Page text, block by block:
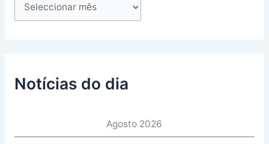
Notícias do dia
Agosto 2026